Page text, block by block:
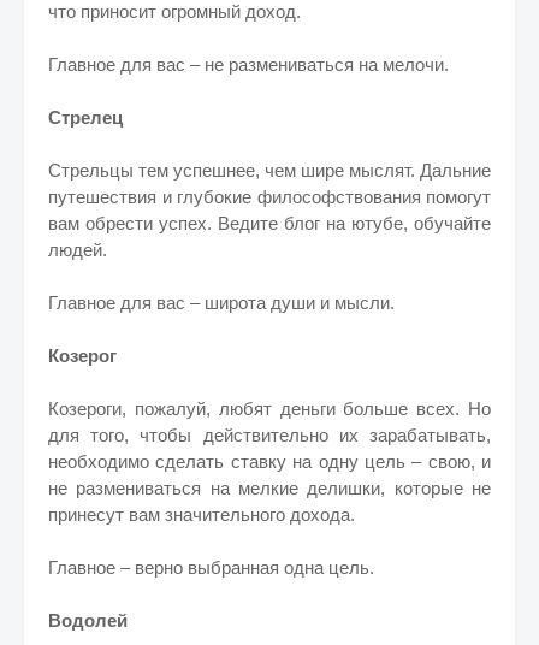
что приносит огромный доход.
Главное для вас – не размениваться на мелочи.
Стрелец
Стрельцы тем успешнее, чем шире мыслят. Дальние
путешествия и глубокие философствования помогут
вам обрести успех. Ведите блог на ютубе, обучайте
людей.
Главное для вас – широта души и мысли.
Козерог
Козероги, пожалуй, любят деньги больше всех. Но
для того, чтобы действительно их зарабатывать,
необходимо сделать ставку на одну цель – свою, и
не размениваться на мелкие делишки, которые не
принесут вам значительного дохода.
Главное – верно выбранная одна цель.
Водолей